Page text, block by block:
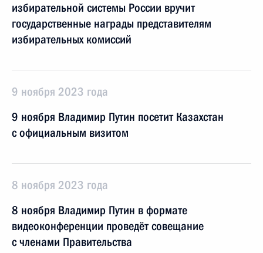
избирательной системы России вручит
государственные награды представителям
избирательных комиссий
9 ноября 2023 года
9 ноября Владимир Путин посетит Казахстан
с официальным визитом
8 ноября 2023 года
8 ноября Владимир Путин в формате
видеоконференции проведёт совещание
с членами Правительства